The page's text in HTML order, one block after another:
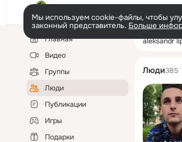
Мы используем cookie-файлы, чтобы
законный представитель. Больше
Левая
колонкаГлавная
Видео
Группы
Люди
Публикации
Игры
Подарки
Люди385